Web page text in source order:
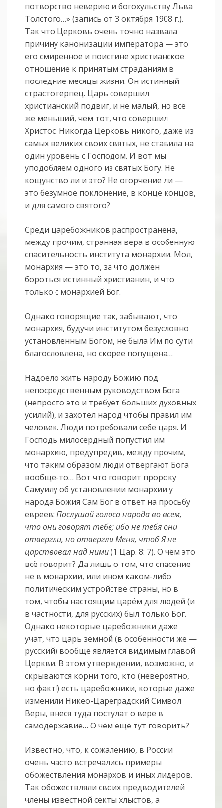
потворство неверию и богохульству Льва
Толстого…» (запись от 3 октября 1908 г.).
Так что Церковь очень точно назвала
причину канонизации императора — это
его смиренное и поистине христианское
отношение к принятым страданиям в
последние месяцы жизни. Он истинный
страстотерпец. Царь совершил
христианский подвиг, и не малый, но всё
же меньший, чем тот, что совершил
Христос. Никогда Церковь никого, даже из
самых великих своих святых, не ставила на
один уровень с Господом. И вот мы
уподобляем одного из святых Богу. Не
кощунство ли и это? Не огорчение ли —
это безумное поклонение, в конце концов,
и для самого святого?
Среди царебожников распространена,
между прочим, странная вера в особенную
спасительность института монархии. Мол,
монархия — это то, за что должен
бороться истинный христианин, и что
только с монархией Бог.
Однако говорящие так, забывают, что
монархия, будучи институтом безусловно
установленным Богом, не была Им по сути
благословлена, но скорее попущена…
Надоело жить народу Божию под
непосредственным руководством Бога
(непросто это и требует больших духовных
усилий), и захотел народ чтобы правил им
человек. Люди потребовали себе царя. И
Господь милосердный попустил им
монархию, предупредив, между прочим,
что таким образом люди отвергают Бога
вообще-то… Вот что говорит пророку
Самуилу об установлении монархии у
народа Божия Сам Бог в ответ на просьбу
евреев:Послушай голоса народа во всем,
что они говорят тебе; ибо не тебя они
отвергли, но отвергли Меня, чтоб Я не
царствовал над ними(1 Цар. 8: 7). О чём это
всё говорит? Да лишь о том, что спасение
не в монархии, или ином каком-либо
политическим устройстве страны, но в
том, чтобы настоящим царём для людей (и
в частности, для русских) был только Бог.
Однако некоторые царебожники даже
учат, что царь земной (в особенности же —
русский) вообще является видимым главой
Церкви. В этом утверждении, возможно, и
скрываются корни того, кто (невероятно,
но факт!) есть царебожники, которые даже
изменили Никео-Цареградский Символ
Веры, внеся туда постулат о вере в
самодержавие… О чём ещё тут говорить?
Известно, что, к сожалению, в России
очень часто встречались примеры
обожествления монархов и иных лидеров.
Так обожествляли своих предводителей
члены известной секты хлыстов, а